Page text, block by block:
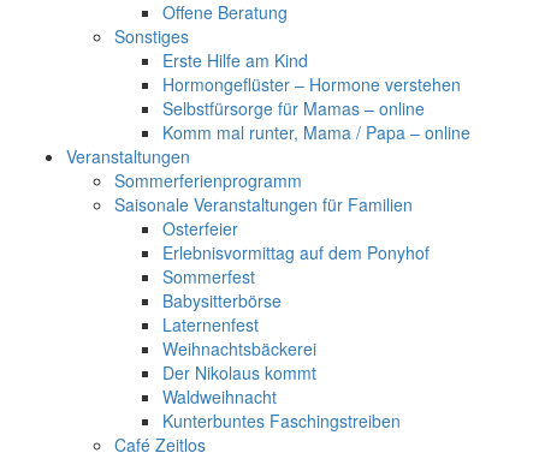
Offene Beratung
Sonstiges
Erste Hilfe am Kind
Hormongeflüster – Hormone verstehen
Selbstfürsorge für Mamas – online
Komm mal runter, Mama / Papa – online
Veranstaltungen
Sommerferienprogramm
Saisonale Veranstaltungen für Familien
Osterfeier
Erlebnisvormittag auf dem Ponyhof
Sommerfest
Babysitterbörse
Laternenfest
Weihnachtsbäckerei
Der Nikolaus kommt
Waldweihnacht
Kunterbuntes Faschingstreiben
Café Zeitlos